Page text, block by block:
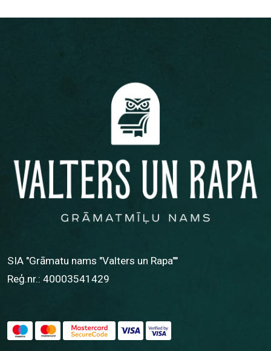
SIA "Grāmatu nams "Valters un Rapa""
Reģ.nr.: 40003541429